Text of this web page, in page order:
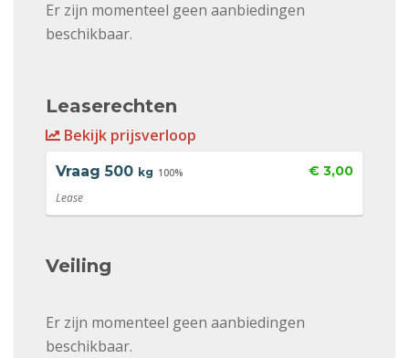
Er zijn momenteel geen aanbiedingen
beschikbaar.
Leaserechten
Bekijk prijsverloop
Vraag 500 kg 100% € 3,00
Lease
Veiling
Er zijn momenteel geen aanbiedingen
beschikbaar.